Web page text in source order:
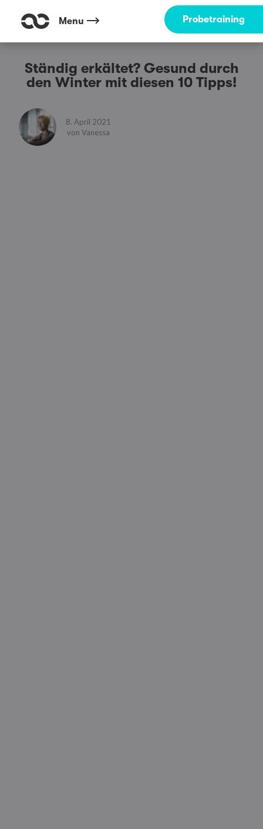
Menu Probetraining
Ständig erkältet? Gesund durch
den Winter mit diesen 10 Tipps!
8. April 2021
von Vanessa